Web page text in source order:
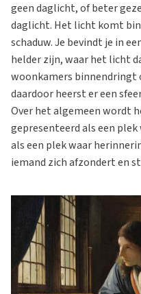
geen daglicht, of beter
daglicht. Het licht komt
schaduw. Je bevindt je in
helder zijn, waar het licht
woonkamers binnendringt
daardoor heerst er een
Over het algemeen wordt
gepresenteerd als een
als een plek waar
iemand zich afzondert en